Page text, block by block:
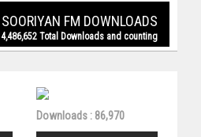
SOORIYAN FM DOWNLOADS
4,486,652 Total Downloads and counting
Downloads : 86,970